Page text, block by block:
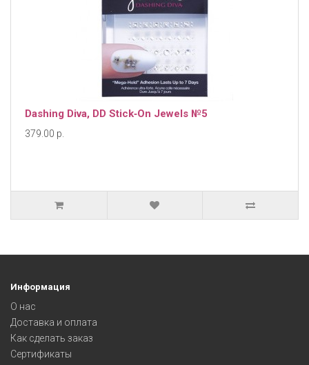
Dashing Diva, DD Stick‐On Jewels №5
379.00 р.
Информация
О нас
Доставка и оплата
Как сделать заказ
Сертификаты